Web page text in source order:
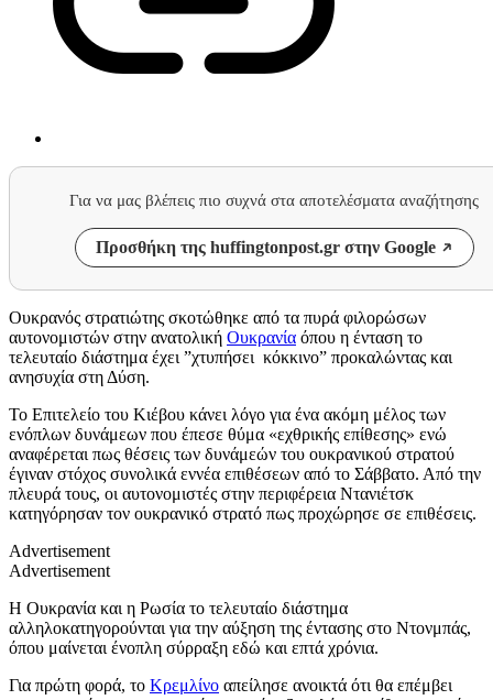
Για να μας βλέπεις πιο συχνά στα αποτελέσματα αναζήτησης
Προσθήκη της huffingtonpost.gr στην Google
Oυκρανός στρατιώτης σκοτώθηκε από τα πυρά φιλορώσων
αυτονομιστών στην ανατολική Ουκρανία όπου η ένταση το
τελευταίο διάστημα έχει ”χτυπήσει κόκκινο” προκαλώντας και
ανησυχία στη Δύση.
Το Επιτελείο του Κιέβου κάνει λόγο για ένα ακόμη μέλος των
ενόπλων δυνάμεων που έπεσε θύμα «εχθρικής επίθεσης» ενώ
αναφέρεται πως θέσεις των δυνάμεών του ουκρανικού στρατού
έγιναν στόχος συνολικά εννέα επιθέσεων από το Σάββατο. Από την
πλευρά τους, οι αυτονομιστές στην περιφέρεια Ντανιέτσκ
κατηγόρησαν τον ουκρανικό στρατό πως προχώρησε σε επιθέσεις.
Advertisement
Advertisement
Η Ουκρανία και η Ρωσία το τελευταίο διάστημα
αλληλοκατηγορούνται για την αύξηση της έντασης στο Ντονμπάς,
όπου μαίνεται ένοπλη σύρραξη εδώ και επτά χρόνια.
Για πρώτη φορά, το Κρεμλίνο απείλησε ανοικτά ότι θα επέμβει